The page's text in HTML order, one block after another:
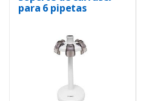
Multicanales,Pipetas mecánicas
Soportes Volumen variable
para 6 pipetas